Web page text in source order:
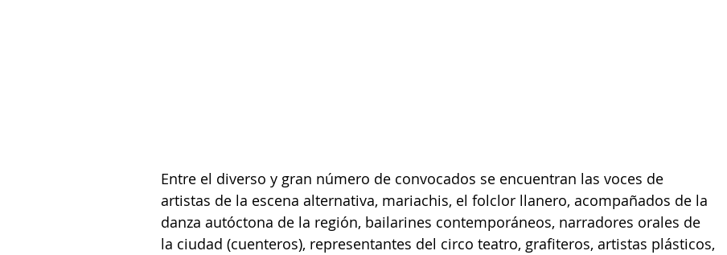
Entre el diverso y gran número de convocados se encuentran las voces de
artistas de la escena alternativa, mariachis, el folclor llanero, acompañados de la
danza autóctona de la región, bailarines contemporáneos, narradores orales de
la ciudad (cuenteros), representantes del circo teatro, grafiteros, artistas plásticos,